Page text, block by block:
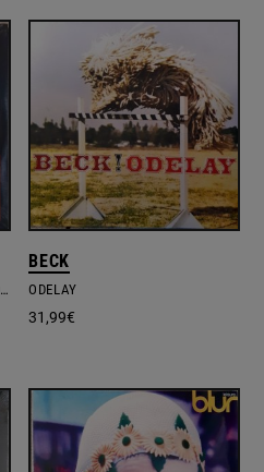
DISTORTION: THE BEST OF 1989 – 2019
BECK
ODELAY
31,99€